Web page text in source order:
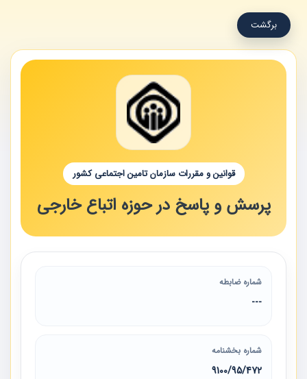
برگشت
قوانین و مقررات سازمان تامین اجتماعی کشور
پرسش و پاسخ در حوزه اتباع خارجی
شماره ضابطه
---
شماره بخشنامه
9100/95/472